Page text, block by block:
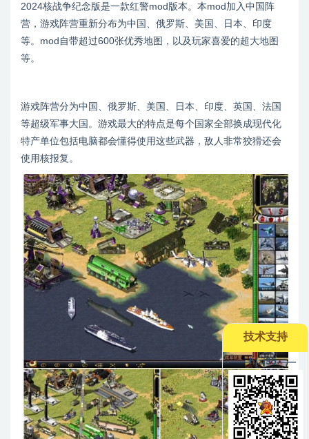
2024核战争纪念版是一款红警mod版本。本mod加入中国阵
营，游戏阵营重新分布为中国、俄罗斯、美国、日本、印度
等。mod自带超过600张优秀地图，以及玩家喜爱的超大地图
等。
游戏阵营分为中国、俄罗斯、美国、日本、印度、英国、法国
等超级军事大国。游戏最大的特点是每个国家全部换成现代化
特产单位包括电脑都会懂得使用这些武器，敌人非常狡猾还会
使用核报复。
技术支持
--——hjzj95——